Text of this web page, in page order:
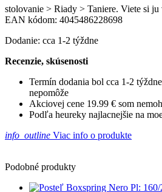
stolovanie > Riady > Taniere. Viete si
EAN kódom: 4045486228698
Dodanie: cca 1-2 týždne
Recenzie, skúsenosti
Termín dodania bol cca 1-2
nepomôže
Akciovej cene 19.99 € som
Podľa heureky najlacnejšie na
info_outline Viac info o produkte
Podobné produkty